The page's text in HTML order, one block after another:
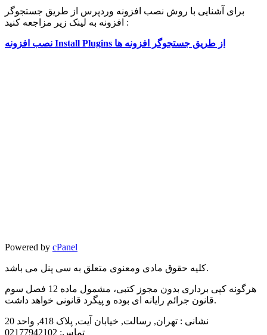
برای آشنایی با روش نصب افزونه وردپرس از طریق جستجوگر
افزونه به لینک زیر مزاجعه کنید :
نصب افزونه Install Plugins از طریق جستجوگر افزونه ها
Powered by cPanel
کلیه حقوق مادی ومعنوی متعلق به سی پنل می باشد.
هرگونه کپی برداری بدون مجوز کتبی، مشمول ماده 12 فصل سوم
قانون جرائم رایانه ای بوده و پیگرد قانونی خواهد داشت.
نشانی : تهران, رسالت, خیابان آیت, پلاک 418, واحد 20
تماس: